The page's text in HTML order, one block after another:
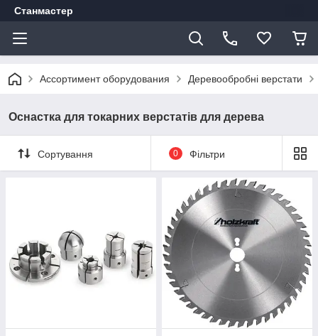
Станмастер
Ассортимент оборудования Деревообробні верстати
Оснастка для токарних верстатів для дерева
Сортування 0 Фільтри